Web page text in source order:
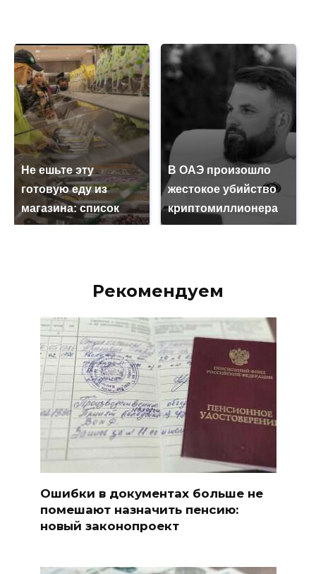
Не ешьте эту
готовую еду из
магазина: список
В ОАЭ произошло
жестокое убийство
криптомиллионера
Рекомендуем
Ошибки в документах больше не
помешают назначить пенсию:
новый законопроект